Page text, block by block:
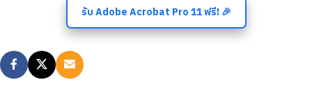
รับ Adobe Acrobat Pro 11 ฟรี! 🎉